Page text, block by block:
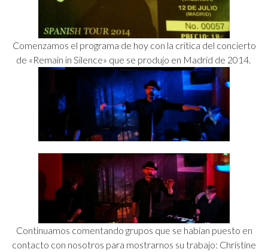
Comenzamos el programa de hoy con la critica del concierto
de «Remain in Silence» que se produjo en Madrid de 2014.
Continuamos comentando grupos que se habían puesto en
contacto con nosotros para mostrarnos su trabajo: Christine